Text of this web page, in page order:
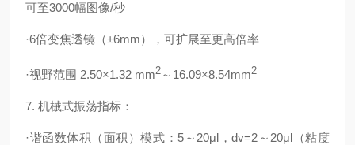
可至3000幅图像/秒
·6倍变焦透镜（±6mm），可扩展至更高倍率
·视野范围 2.50×1.32 mm2 ～ 16.09×8.54mm2
7. 机械式振荡指标：
·谐函数体积（面积）模式： 5 ～ 20μl ，dv=2 ～ 20μl （粘度